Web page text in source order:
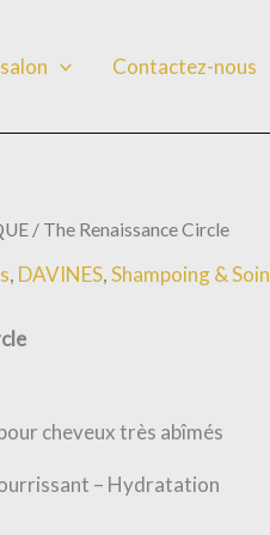
Contactez-nous
/ The Renaissance Circle
, DAVINES,Shampoing & Soin
cheveux très abîmés
– Hydratation